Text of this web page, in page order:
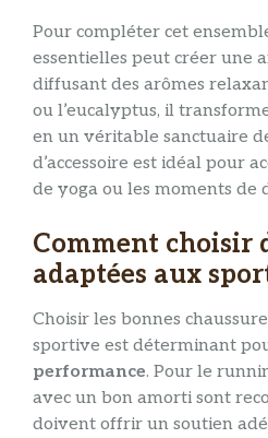
Pour compléter cet
essentielles peut créer une
diffusant des arômes
ou l’eucalyptus, il
en un véritable sanctuaire
d’accessoire est idéal pour
de yoga ou les moments de
Comment choisir
adaptées aux
Choisir les bonnes
sportive est déterminant
performance. Pour le
avec un bon amorti sont
doivent offrir un soutien